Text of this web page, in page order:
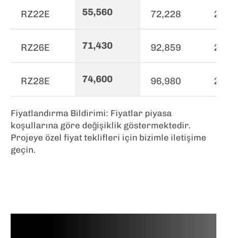
RZ22E 55,560 72,228 22
RZ26E 71,430 92,859
RZ28E 74,600 96,980 28
Fiyatlandırma Bildirimi: Fiyatlar piyasa
koşullarına göre değişiklik göstermektedir.
Projeye özel fiyat teklifleri için bizimle iletişime
geçin.